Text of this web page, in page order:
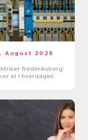
August 2026
frederiksberg:
el i hverdagen